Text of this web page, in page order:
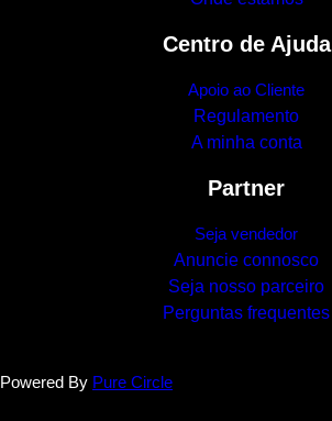
Centro de Ajuda
Apoio ao Cliente
Regulamento
A minha conta
Partner
Seja vendedor
Anuncie connosco
Seja nosso parceiro
Perguntas frequentes
Powered By Pure Circle